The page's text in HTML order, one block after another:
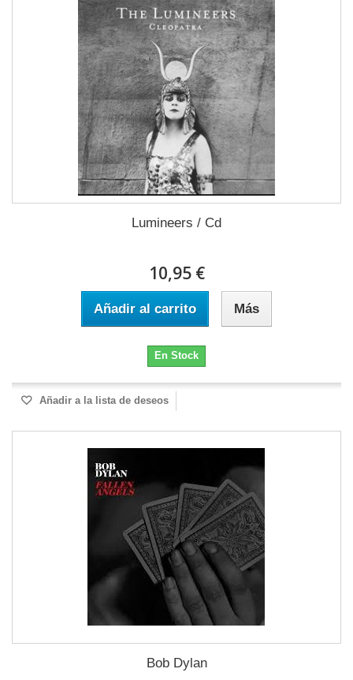
Lumineers / Cd
10,95 €
Añadir al carrito Más
En Stock
Añadir a la lista de deseos
Bob Dylan